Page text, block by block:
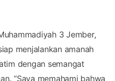
3 Jember,
menjalankan amanah
dengan semangat
“Saya memahami bahwa